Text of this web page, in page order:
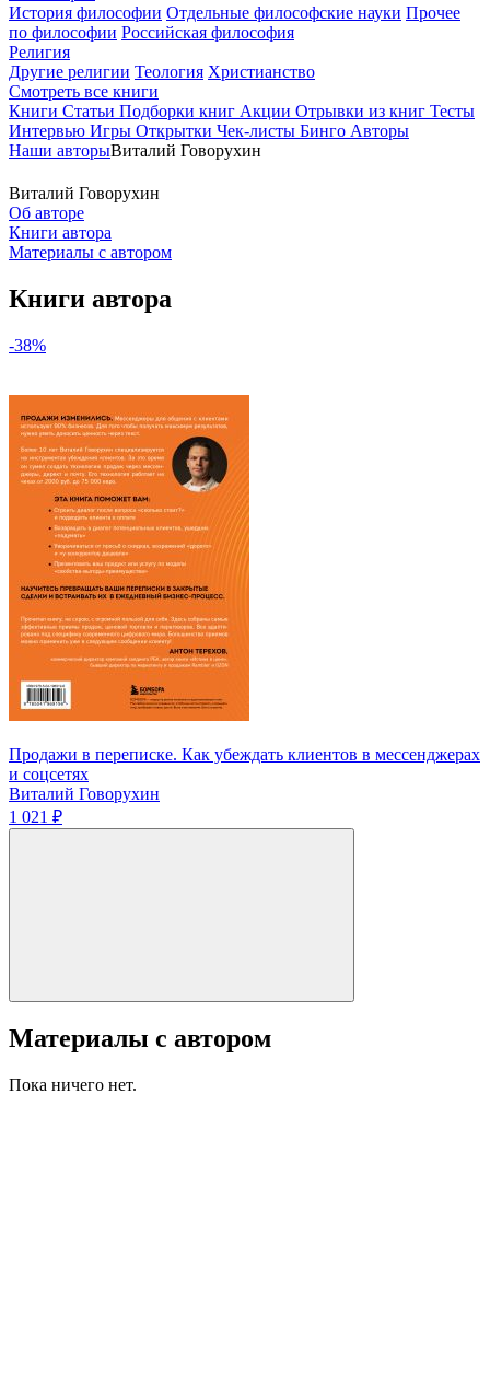
История философии Отдельные философские науки Прочее
по философии Российская философия
Религия
Другие религии Теология Христианство
Смотреть все книги
Книги Статьи Подборки книг Акции Отрывки из книг Тесты
Интервью Игры Открытки Чек-листы Бинго Авторы
Наши авторыВиталий Говорухин
Виталий Говорухин
Об авторе
Книги автора
Материалы с автором
Книги автора
-38%
Продажи в переписке. Как убеждать клиентов в мессенджерах
и соцсетях
Виталий Говорухин
1 021 ₽
Материалы с автором
Пока ничего нет.